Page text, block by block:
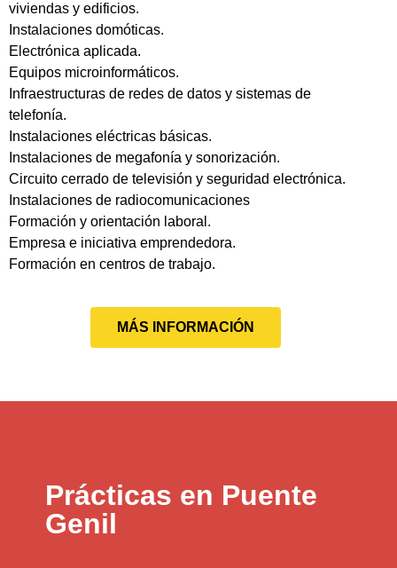
viviendas y edificios.
Instalaciones domóticas.
Electrónica aplicada.
Equipos microinformáticos.
Infraestructuras de redes de datos y sistemas de
telefonía.
Instalaciones eléctricas básicas.
Instalaciones de megafonía y sonorización.
Circuito cerrado de televisión y seguridad electrónica.
Instalaciones de radiocomunicaciones
Formación y orientación laboral.
Empresa e iniciativa emprendedora.
Formación en centros de trabajo.
MÁS INFORMACIÓN
Prácticas en Puente
Genil